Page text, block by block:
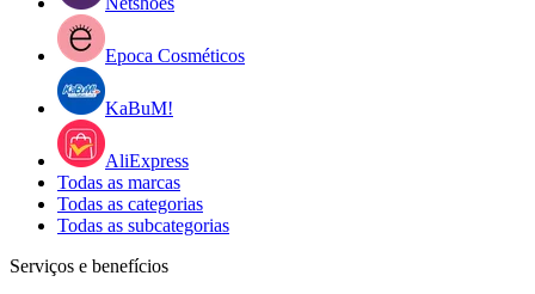
Epoca Cosméticos
KaBuM!
AliExpress
Todas as marcas
Todas as categorias
Todas as subcategorias
Serviços e benefícios